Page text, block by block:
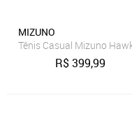
MIZUNO
Tênis Casual Mizuno
R$399,99